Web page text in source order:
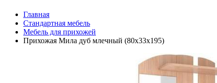
Главная
Стандартная мебель
Мебель для прихожей
Прихожая Мила дуб млечный (80x33x195)